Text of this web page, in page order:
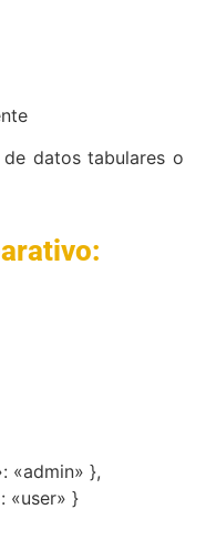
datos tabulares o
«admin» },
«user» }